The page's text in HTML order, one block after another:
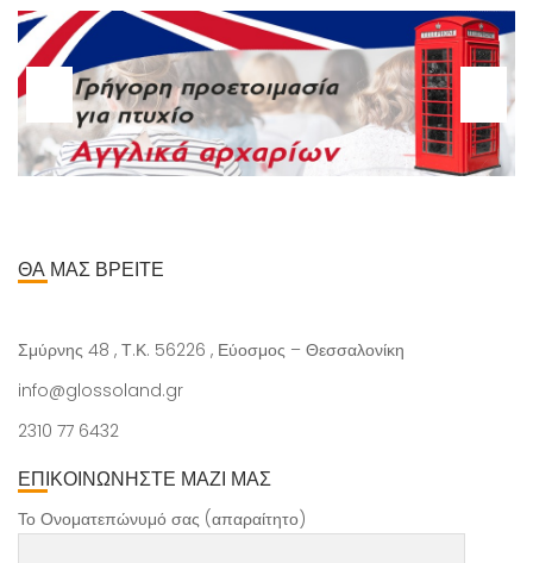
ΘΑ ΜΑΣ ΒΡΕΙΤΕ
Σμύρνης 48 , Τ.Κ. 56226 , Εύοσμος – Θεσσαλονίκη
info@glossoland.gr
2310 77 6432
ΕΠΙΚΟΙΝΩΝΗΣΤΕ ΜΑΖΙ ΜΑΣ
Το Ονοματεπώνυμό σας (απαραίτητο)